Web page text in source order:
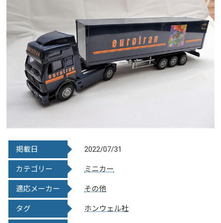
掲載日 2022/07/31
カテゴリー ミニカー
適応メーカー その他
タグ ホンウェル社